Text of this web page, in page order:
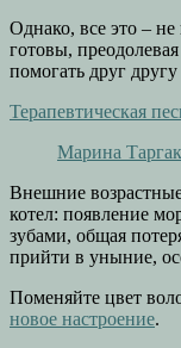
Однако, все это – не
готовы,
помогать друг
Терапевтическая
Марина
Внешние
котел: появление
зубами, общая
прийти в уныние,
Поменяйте цвет
новое настроение.